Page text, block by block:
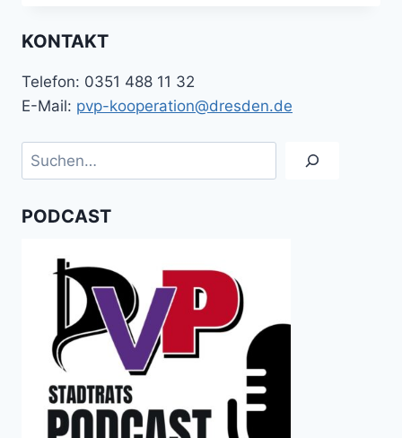
KONTAKT
Telefon: 0351 488 11 32
E-Mail: pvp-kooperation@dresden.de
Suchen
PODCAST